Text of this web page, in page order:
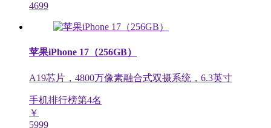
4699
苹果iPhone 17（256GB）
A19芯片，4800万像素融合式双摄系统，6.3英寸
手机排行榜第4名
￥
5999